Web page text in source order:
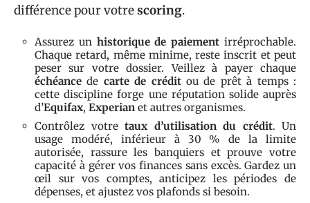
différence pour votrescoring.
Assurez un historique de paiement irréprochable.
Chaque retard, même minime, reste inscrit et peut
peser sur votre dossier. Veillez à payer chaque
échéance de carte de créditou de prêt à temps :
cette discipline forge une réputation solide auprès
d’Equifax, Experian et autres organismes.
Contrôlez votre taux d’utilisation du crédit. Un
usage modéré, inférieur à 30 % de la limite
autorisée, rassure les banquiers et prouve votre
capacité à gérer vos finances sans excès. Gardez un
œil sur vos comptes, anticipez les périodes de
dépenses, et ajustez vos plafonds si besoin.